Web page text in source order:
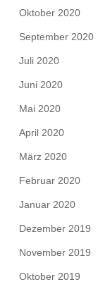
Oktober 2020
September 2020
Juli 2020
Juni 2020
Mai 2020
April 2020
März 2020
Februar 2020
Januar 2020
Dezember 2019
November 2019
Oktober 2019